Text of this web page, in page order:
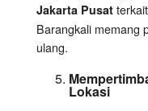
Jakarta Pusat
Barangkali memang
ulang.
Lokasi